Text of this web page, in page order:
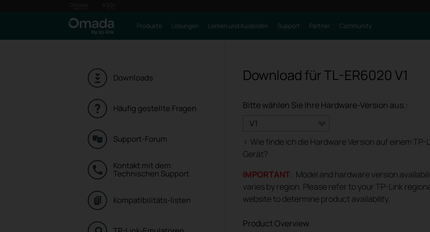
Produkte Lösungen Lernen und Ausbilden Support Partner Community
Downloads
Häufig gestellte Fragen
Support-Forum
Kontakt mit dem
Technischen Support
Kompatibilitäts-listen
Download fürTL-ER6020V1
Bitte wählen Sie Ihre Hardware-Version aus.:
V1
> Wie finde ich die Hardware Version auf einem TP-
Gerät?
IMPORTANT: Model and hardware version
varies by region. Please refer to your TP-Link
website to determine product availability.
Product Overview